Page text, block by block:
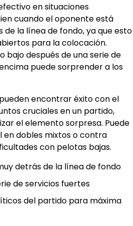
en situaciones
cuando el oponente está
de la línea de fondo, ya que esto
para la colocación.
bajo después de una serie de
puede sorprender a los
encontrar éxito con el
cruciales en un partido,
el elemento sorpresa. Puede
dobles mixtos o contra
con pelotas bajas.
detrás de la línea de fondo
de servicios fuertes
del partido para máxima